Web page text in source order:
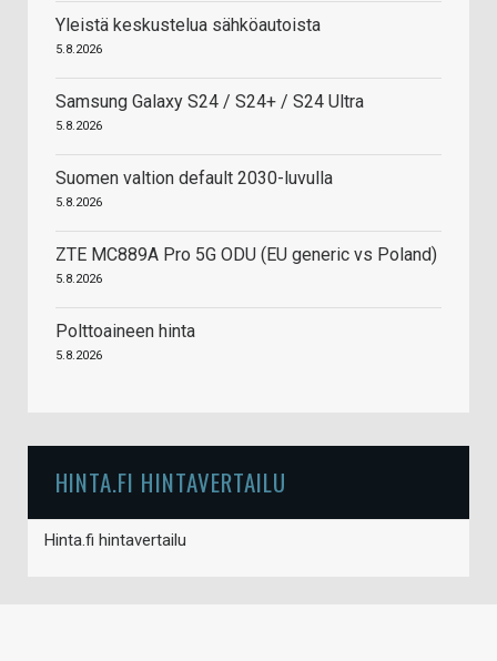
Yleistä keskustelua sähköautoista
5.8.2026
Samsung Galaxy S24 / S24+ / S24 Ultra
5.8.2026
Suomen valtion default 2030-luvulla
5.8.2026
ZTE MC889A Pro 5G ODU (EU generic vs Poland)
5.8.2026
Polttoaineen hinta
5.8.2026
HINTA.FI HINTAVERTAILU
Hinta.fi hintavertailu